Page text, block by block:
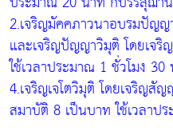
2.เจริญมัคคภาวนาอบรมปัญ
และเจริญปัญญาวิมุติ โดยเจ
ใช้เวลาประมาณ 1 ชั่วโมง 30
4.เจริญเจโตวิมุติ โดยเจริญสั
สมาบัติ 8 เป็นบาท ใช้เวลาป